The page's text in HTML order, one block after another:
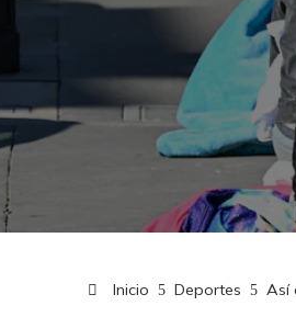
Inicio Deportes Así